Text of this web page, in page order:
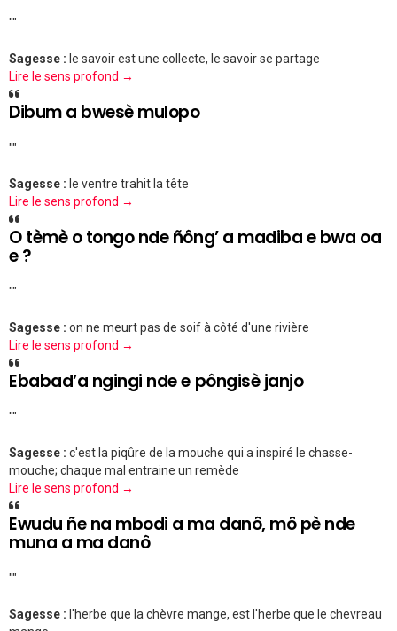
""
Sagesse : le savoir est une collecte, le savoir se partage
Lire le sens profond →
Dibum a bwesè mulopo
""
Sagesse : le ventre trahit la tête
Lire le sens profond →
O tèmè o tongo nde ñông’ a madiba e bwa oa
e ?
""
Sagesse : on ne meurt pas de soif à côté d'une rivière
Lire le sens profond →
Ebabad’a ngingi nde e pôngisè janjo
""
Sagesse : c'est la piqûre de la mouche qui a inspiré le chasse-
mouche; chaque mal entraine un remède
Lire le sens profond →
Ewudu ñe na mbodi a ma danô, mô pè nde
muna a ma danô
""
Sagesse : l'herbe que la chèvre mange, est l'herbe que le chevreau